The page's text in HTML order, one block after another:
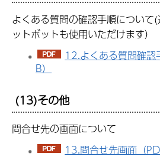
よくある質問の確認手順について
ットボットも使用いただけます）
12.よくある質問確
B）
(13)その他
問合せ先の画面について
13.問合せ先画面（